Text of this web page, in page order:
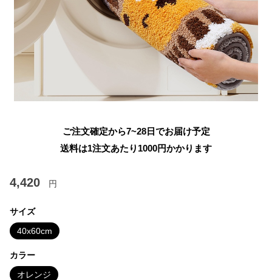
ご注文確定から7~28日でお届け予定
送料は1注文あたり 1000円かかります
4,420 円
サイズ
40x60cm
カラー
オレンジ